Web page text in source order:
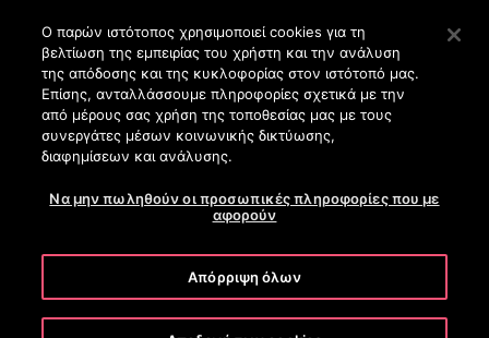
Πατήστε Enter για μετάβαση στο Κυρίως περιεχόμενο
ΑΝΑΖΉΤΗΣΗ
FACT SHEET ΚΥΡΙΌΤΕΡΑ ΣΗΜΕΊΑ VIDEO
EMS Panorama
Ο παρών ιστότοπος χρησιμοποιεί cookies για τη
βελτίωση της εμπειρίας του χρήστη και την ανάλυση
της απόδοσης και της κυκλοφορίας στον ιστότοπό μας.
Επίσης, ανταλλάσσουμε πληροφορίες σχετικά με την
από μέρους σας χρήση της τοποθεσίας μας με τους
συνεργάτες μέσων κοινωνικής δικτύωσης,
διαφημίσεων και ανάλυσης.
Να μην πωληθούν οι προσωπικές πληροφορίες που με
αφορούν
Απόρριψη όλων